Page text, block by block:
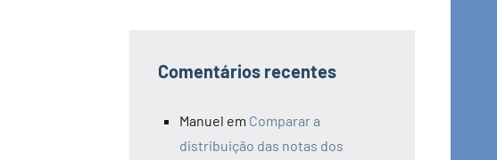
Comentários recentes
Manuel em Comparar a
distribuição das notas dos